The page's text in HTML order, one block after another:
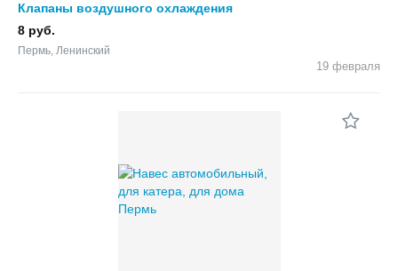
Клапаны воздушного охлаждения
8 руб.
Пермь, Ленинский
19 февраля